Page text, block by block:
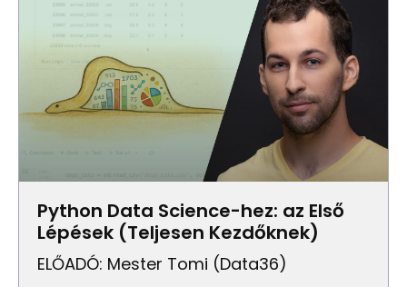
Python Data Science-hez: az Első
Lépések (Teljesen Kezdőknek)
ELŐADÓ: Mester Tomi (Data36)